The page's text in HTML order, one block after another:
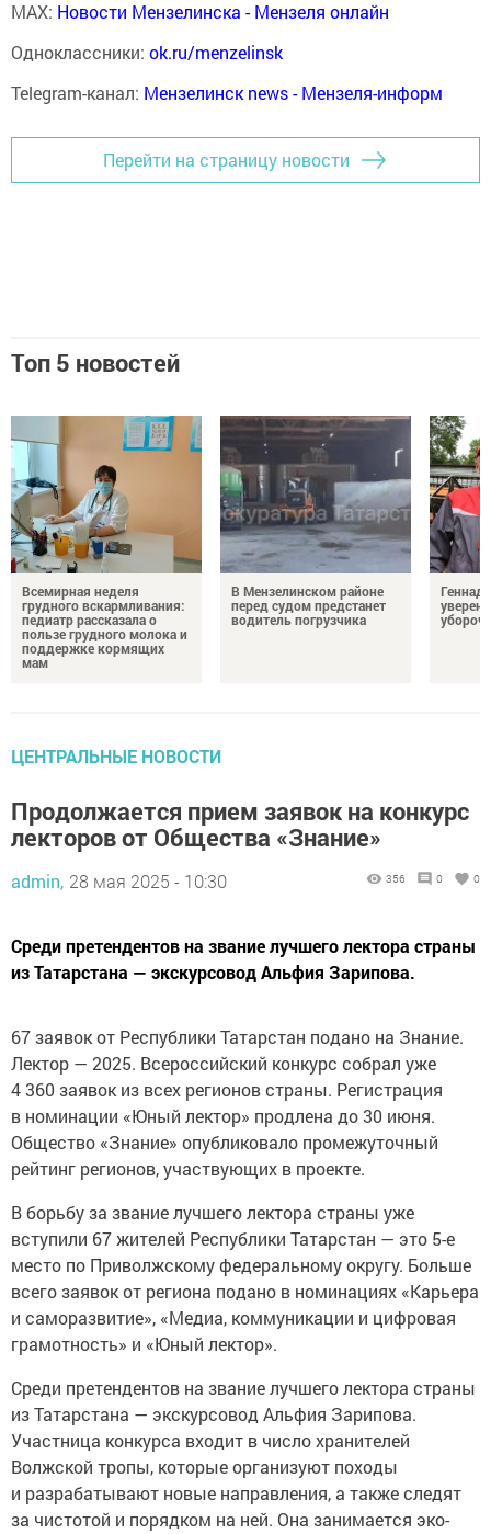
MAX: Новости Мензелинска - Мензеля онлайн
Одноклассники: ok.ru/menzelinsk
Telegram-канал: Мензелинск news - Мензеля-информ
Перейти на страницу новости
Топ 5 новостей
Всемирная неделя
грудного вскармливания:
педиатр рассказала о
пользе грудного молока и
поддержке кормящих
мам
В Мензелинском районе
перед судом предстанет
водитель погрузчика
ЦЕНТРАЛЬНЫЕ НОВОСТИ
Продолжается прием заявок на конкурс
лекторов от Общества «Знание»
admin, 28 мая 2025 - 10:30 356 0 0
Среди претендентов на звание лучшего лектора страны
из Татарстана — экскурсовод Альфия Зарипова.
67 заявок от Республики Татарстан подано на Знание.
Лектор — 2025. Всероссийский конкурс собрал уже
4 360 заявок из всех регионов страны. Регистрация
в номинации «Юный лектор» продлена до 30 июня.
Общество «Знание» опубликовало промежуточный
рейтинг регионов, участвующих в проекте.
В борьбу за звание лучшего лектора страны уже
вступили 67 жителей Республики Татарстан — это 5-е
место по Приволжскому федеральному округу. Больше
всего заявок от региона подано в номинациях «Карьера
и саморазвитие», «Медиа, коммуникации и цифровая
грамотность» и «Юный лектор».
Среди претендентов на звание лучшего лектора страны
из Татарстана — экскурсовод Альфия Зарипова.
Участница конкурса входит в число хранителей
Волжской тропы, которые организуют походы
и разрабатывают новые направления, а также следят
за чистотой и порядком на ней. Она занимается эко-